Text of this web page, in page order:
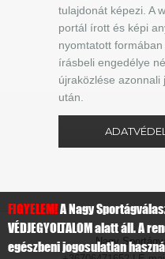
tulajdonát képezi. A
portál írott és képi
nyomtatott
írásbeli engedélye
újraközlése azonnali
után.
Nagy
FIGYELEM!A Nagy
VÉDJEGYOLTALOM alatt áll. A
egészbeni jogosulatlan